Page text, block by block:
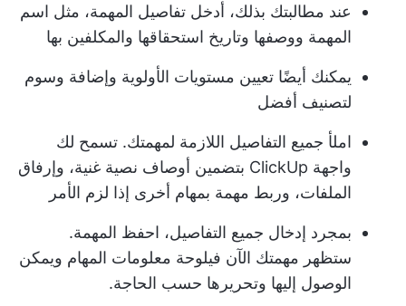
عند مطالبتك بذلك، أدخل تفاصيل المهمة، مثل اسم
المهمة ووصفها وتاريخ استحقاقها والمكلفين بها
يمكنك أيضًا تعيين مستويات الأولوية وإضافة وسوم
لتصنيف أفضل
املأ جميع التفاصيل اللازمة لمهمتك. تسمح لك
واجهة ClickUp بتضمين أوصاف نصية غنية، وإرفاق
الملفات، وربط مهمة بمهام أخرى إذا لزم الأمر
بمجرد إدخال جميع التفاصيل، احفظ المهمة.
ستظهر مهمتك الآن فيلوحة معلومات المهام ويمكن
الوصول إليها وتحريرها حسب الحاجة.